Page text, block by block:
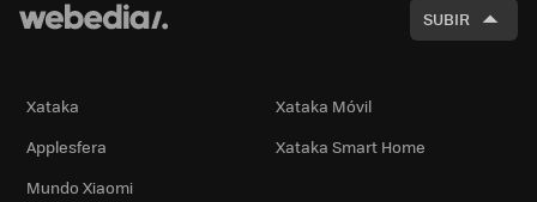
SUBIR
Xataka
Xataka Móvil
Applesfera
Xataka Smart Home
Mundo Xiaomi